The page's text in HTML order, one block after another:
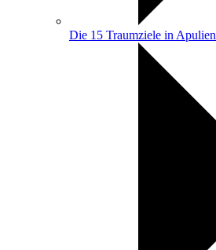
Die 15 Traumziele in Apulien